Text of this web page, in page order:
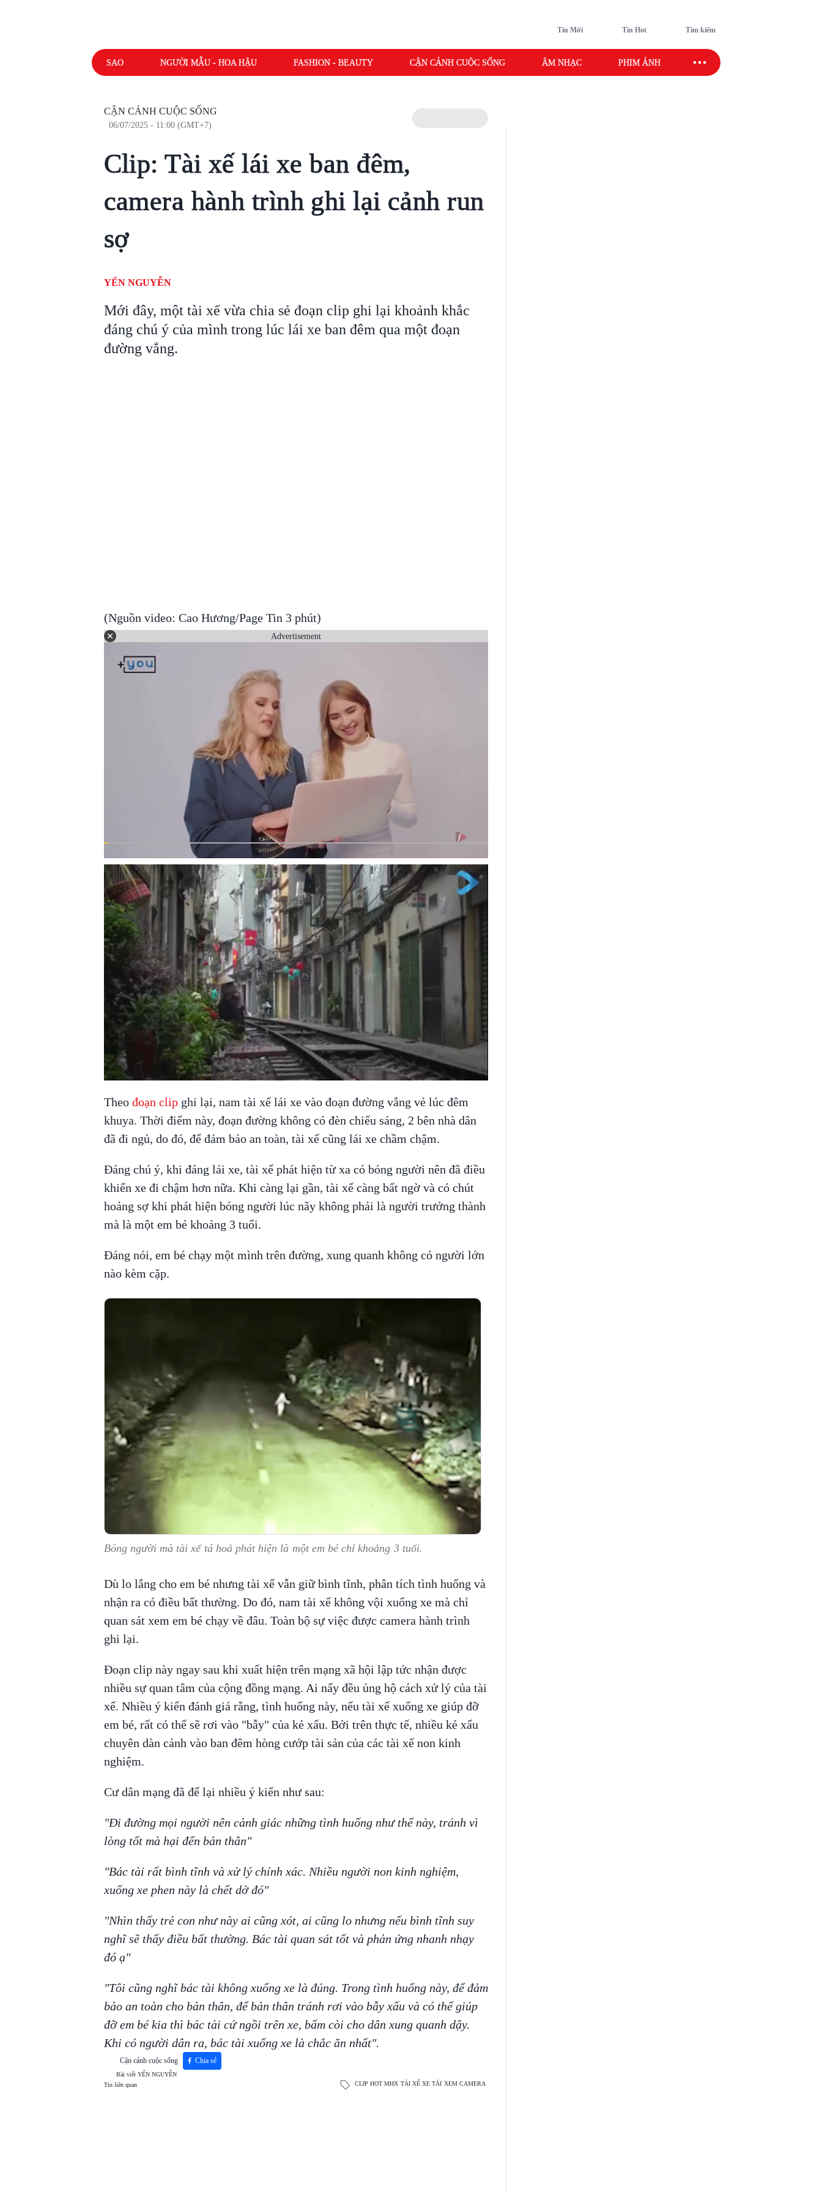
Tin Mới Tin Hot Tìm kiếm
SAO NGƯỜI MẪU - HOA HẬU FASHION - BEAUTY CẬN CẢNH CUỘC SỐNG ÂM NHẠC PHIM ẢNH SAO SPORT
CẬN CẢNH CUỘC SỐNG
06/07/2025 - 11:00 (GMT+7)
Clip: Tài xế lái xe ban đêm,
camera hành trình ghi lại cảnh run
sợ
YẾN NGUYỄN
Mới đây, một tài xế vừa chia sẻ đoạn clip ghi lại khoảnh khắc
đáng chú ý của mình trong lúc lái xe ban đêm qua một đoạn
đường vắng.
(Nguồn video: Cao Hương/Page Tin 3 phút)
Advertisement
Theo đoạn clipghi lại, nam tài xế lái xe vào đoạn đường vắng vẻ lúc đêm
khuya. Thời điểm này, đoạn đường không có đèn chiếu sáng, 2 bên nhà dân
đã đi ngủ, do đó, để đảm bảo an toàn, tài xế cũng lái xe chầm chậm.
Đáng chú ý, khi đáng lái xe, tài xế phát hiện từ xa có bóng người nên đã điều
khiển xe đi chậm hơn nữa. Khi càng lại gần, tài xế càng bất ngờ và có chút
hoảng sợ khi phát hiện bóng người lúc nãy không phải là người trưởng thành
mà là một em bé khoảng 3 tuổi.
Đáng nói, em bé chạy một mình trên đường, xung quanh không có người lớn
nào kèm cặp.
Bóng người mà tài xế tá hoả phát hiện là một em bé chỉ khoảng 3 tuổi.
Dù lo lắng cho em bé nhưng tài xế vẫn giữ bình tĩnh, phân tích tình huống và
nhận ra có điều bất thường. Do đó, nam tài xế không vội xuống xe mà chỉ
quan sát xem em bé chạy về đâu. Toàn bộ sự việc được camera hành trình
ghi lại.
Đoạn clip này ngay sau khi xuất hiện trên mạng xã hội lập tức nhận được
nhiều sự quan tâm của cộng đồng mạng. Ai nấy đều ủng hộ cách xử lý của tài
xế. Nhiều ý kiến đánh giá rằng, tình huống này, nếu tài xế xuống xe giúp đỡ
em bé, rất có thể sẽ rơi vào "bẫy" của kẻ xấu. Bởi trên thực tế, nhiều kẻ xấu
chuyên dàn cảnh vào ban đêm hòng cướp tài sản của các tài xế non kinh
nghiệm.
Cư dân mạng đã để lại nhiều ý kiến như sau:
"Đi đường mọi người nên cảnh giác những tình huống như thế này, tránh vì
lòng tốt mà hại đến bản thân"
"Bác tài rất bình tĩnh và xử lý chính xác. Nhiều người non kinh nghiệm,
xuống xe phen này là chết dở đó"
"Nhìn thấy trẻ con như này ai cũng xót, ai cũng lo nhưng nếu bình tĩnh suy
nghĩ sẽ thấy điều bất thường. Bác tài quan sát tốt và phản ứng nhanh nhạy
đó ạ"
"Tôi cũng nghĩ bác tài không xuống xe là đúng. Trong tình huống này, để đảm
bảo an toàn cho bản thân, để bản thân tránh rơi vào bẫy xấu và có thể giúp
đỡ em bé kia thì bác tài cứ ngồi trên xe, bấm còi cho dân xung quanh dậy.
Khi có người dân ra, bác tài xuống xe là chắc ăn nhất".
Cận cảnh cuộc sống Chia sẻ
Bài viết YẾN NGUYỄN
Tin liên quan
CLIP HOT MHX TÀI XẾ XE TẢI XEM CAMERA